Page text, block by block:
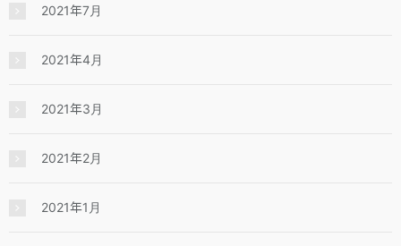
2021年7月
2021年4月
2021年3月
2021年2月
2021年1月